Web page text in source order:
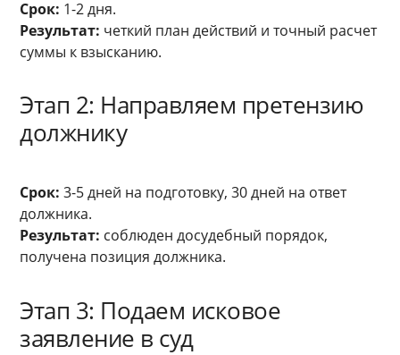
Срок: 1-2 дня.
Результат: четкий план действий и точный расчет
суммы к взысканию.
Этап 2: Направляем претензию
должнику
Срок: 3-5 дней на подготовку, 30 дней на ответ
должника.
Результат: соблюден досудебный порядок,
получена позиция должника.
Этап 3: Подаем исковое
заявление в суд